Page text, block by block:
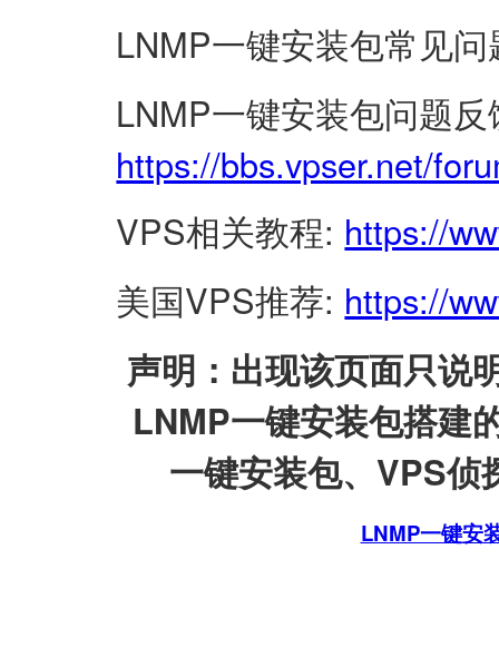
LNMP一键安装包常见
LNMP一键安装包问题
https://bbs.vpser.net/
VPS相关教程: https://
美国VPS推荐: https://
声明：出现该页面只说
LNMP一键安装包搭建
一键安装包、VPS
LNMP一键安